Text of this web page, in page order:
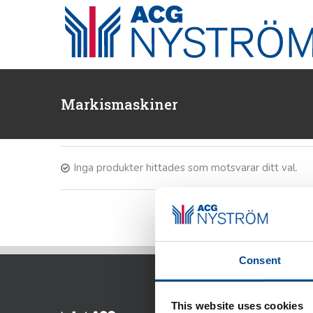
Consent
This website uses cookies
Markismaskiner
Inga produkter hittades som motsvarar ditt val.